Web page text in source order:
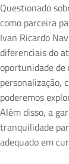
Questionado
como parceira
Ivan Ricardo
diferenciais do
oportunidade de
personalização,
poderemos
Além disso, a
tranquilidade
adequado em